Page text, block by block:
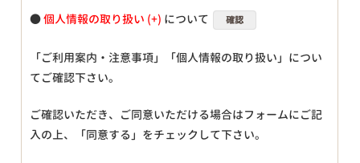
●個人情報の取り扱い について 確認
「ご利用案内・注意事項」「個人情報の取り扱い」につい
てご確認下さい。
ご確認いただき、ご同意いただける場合はフォームにご記
入の上、「同意する」をチェックして下さい。